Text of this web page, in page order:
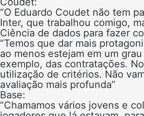
“O Eduardo Coudet não tem
Inter, que trabalhou comigo,
Ciência de dados para fazer
“Temos que dar mais
ao menos estejam em um
exemplo, das contratações.
utilização de critérios. Não
avaliação mais profunda”
Base:
“Chamamos vários jovens e